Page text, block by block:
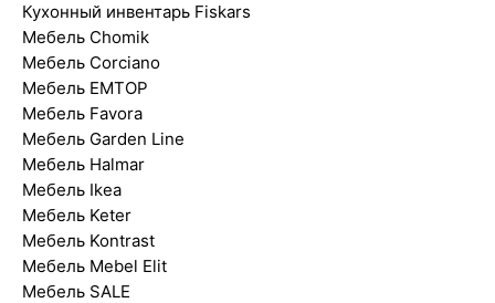
Кухонный инвентарь Fiskars
Мебель Chomik
Мебель Corciano
Мебель EMTOP
Мебель Favora
Мебель Garden Line
Мебель Halmar
Мебель Ikea
Мебель Keter
Мебель Kontrast
Мебель Mebel Elit
Мебель SALE